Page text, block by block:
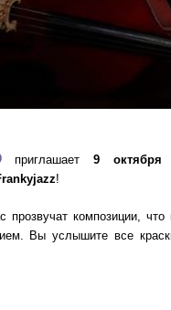
приглашает 9 октября
!
композиции,
Вы услышите все